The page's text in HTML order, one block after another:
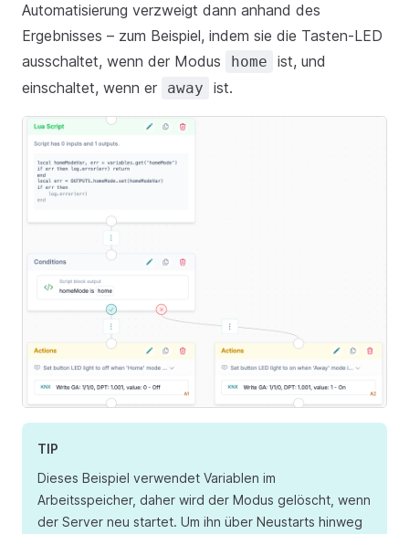
Automatisierung verzweigt dann anhand des
Ergebnisses – zum Beispiel, indem sie die Tasten-LED
ausschaltet, wenn der Modus
home
ist, und
einschaltet, wenn er
away ist.
TIP
Dieses Beispiel verwendet Variablen im
Arbeitsspeicher, daher wird der Modus gelöscht, wenn
der Server neu startet. Um ihn über Neustarts hinweg